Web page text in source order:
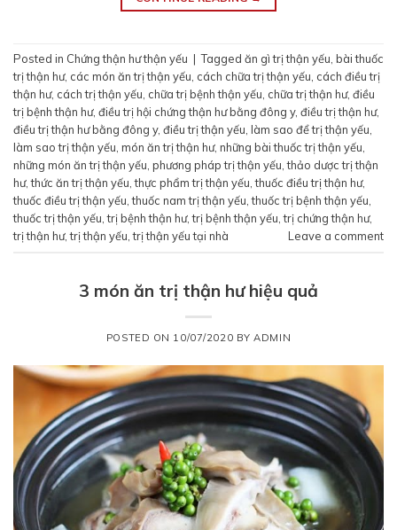
Posted in Chứng thận hư thận yếu | Tagged ăn gì trị thận yếu bài thuốc
trị thận hư, các món ăn trị thận yếu cách chữa trị thận yếu cách điều trị
thận hư, cách trị thận yếu chữa trị bệnh thận yếu chữa trị thận hư, điều
trị bệnh thận hư, điều trị hội chứng thận hư bằng đông y, điều trị thận hư,
điều trị thận hư bằng đông y, điều trị thận yếu làm sao để trị thận yếu
làm sao trị thận yếu món ăn trị thận hư, những bài thuốc trị thận yếu
những món ăn trị thận yếu phương pháp trị thận yếu ,thảo dược trị thận
hư,thức ăn trị thận yếu ,thực phẩm trị thận yếu ,thuốc điều trị thận hư,
thuốc điều trị thận yếu ,thuốc nam trị thận yếu ,thuốc trị bệnh thận yếu
thuốc trị thận yếu ,trị bệnh thận hư,trị bệnh thận yếu ,trị chứng thận hư,
trị thận hư,trị thận yếu ,trị thận yếu tại nhà Leave a comment
3 món ăn trị thận hư hiệu quả
POSTED ON 10/07/2020 BYADMIN